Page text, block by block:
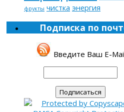
фрукты чистка энергия
Подписка по
Введите Ваш E-